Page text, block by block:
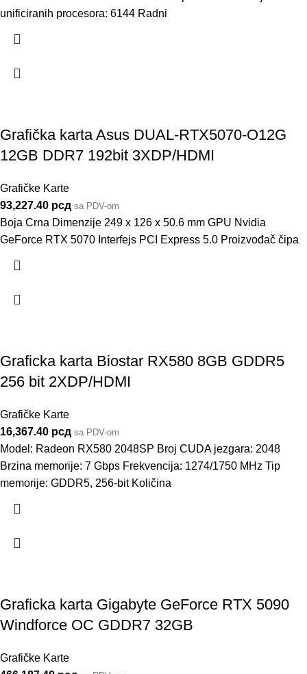
unificiranih procesora: 6144 Radni
Grafička karta Asus DUAL-RTX5070-O12G
12GB DDR7 192bit 3XDP/HDMI
Grafičke Karte
93,227.40 рсд sa PDV-om
Boja Crna Dimenzije 249 x 126 x 50.6 mm GPU Nvidia
GeForce RTX 5070 Interfejs PCI Express 5.0 Proizvođač čipa
Graficka karta Biostar RX580 8GB GDDR5
256 bit 2XDP/HDMI
Grafičke Karte
16,367.40 рсд sa PDV-om
Model: Radeon RX580 2048SP Broj CUDA jezgara: 2048
Brzina memorije: 7 Gbps Frekvencija: 1274/1750 MHz Tip
memorije: GDDR5, 256-bit Količina
Graficka karta Gigabyte GeForce RTX 5090
Windforce OC GDDR7 32GB
Grafičke Karte